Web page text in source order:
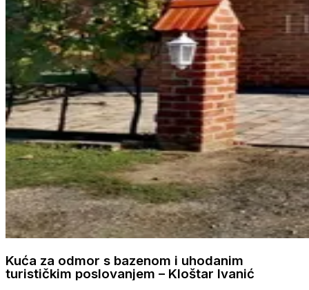
Kuća za odmor s bazenom i uhodanim
turističkim poslovanjem – Kloštar Ivanić